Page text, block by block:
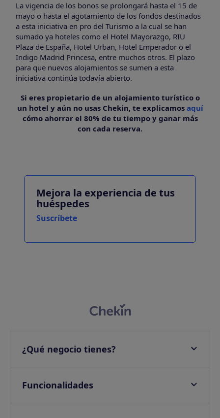
La vigencia de los bonos se prolongará hasta el 15 de
mayo o hasta el agotamiento de los fondos destinados
a esta iniciativa en pro del Turismo a la cual se han
sumado ya hoteles como el Hotel Mayorazgo, RIU
Plaza de España, Hotel Urban, Hotel Emperador o el
Indigo Madrid Princesa, entre muchos otros. El plazo
para que nuevos alojamientos se sumen a esta
iniciativa continúa todavía abierto.
Si eres propietario de un alojamiento turístico o
un hotel y aún no usas Chekin, te explicamos aquí
cómo ahorrar el 80% de tu tiempo y ganar más
con cada reserva.
Mejora la experiencia de tus
huéspedes
Suscríbete
¿Qué negocio tienes?
Hoteles
Funcionalidades